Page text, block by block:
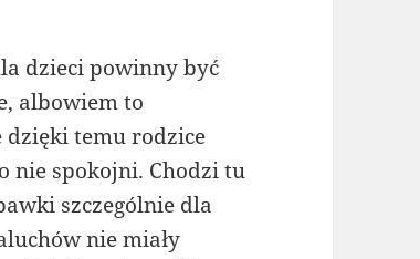
dzieci powinny być
albowiem to
temu rodzice
nie spokojni. Chodzi tu
szczególnie dla
nie miały